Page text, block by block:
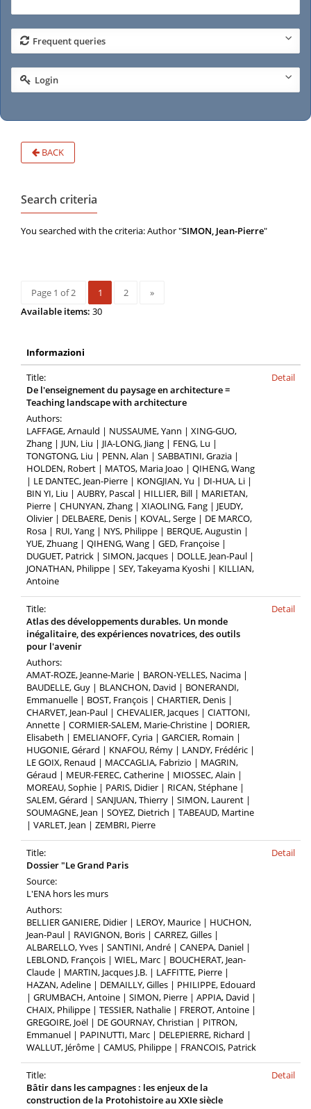
Frequent queries
Login
BACK
Search criteria
You searched with the criteria: Author "SIMON, Jean-Pierre"
Page 1 of 2 1 2
»
Available items: 30
Informazioni
Title:
De l'enseignement du paysage en architecture =
Teaching landscape with architecture
Authors:
LAFFAGE, Arnauld | NUSSAUME, Yann | XING-GUO,
Zhang | JUN, Liu | JIA-LONG, Jiang | FENG, Lu |
TONGTONG, Liu | PENN, Alan | SABBATINI, Grazia |
HOLDEN, Robert | MATOS, Maria Joao | QIHENG, Wang
| LE DANTEC, Jean-Pierre | KONGJIAN, Yu | DI-HUA, Li |
BIN YI, Liu | AUBRY, Pascal | HILLIER, Bill | MARIETAN,
Pierre | CHUNYAN, Zhang | XIAOLING, Fang | JEUDY,
Olivier | DELBAERE, Denis | KOVAL, Serge | DE MARCO,
Rosa | RUI, Yang | NYS, Philippe | BERQUE, Augustin |
YUE, Zhuang | QIHENG, Wang | GED, Françoise |
DUGUET, Patrick | SIMON, Jacques | DOLLE, Jean-Paul |
JONATHAN, Philippe | SEY, Takeyama Kyoshi | KILLIAN,
Antoine
Detail
Title:
Atlas des développements durables. Un monde
inégalitaire, des expériences novatrices, des outils
pour l'avenir
Authors:
AMAT-ROZE, Jeanne-Marie | BARON-YELLES, Nacima |
BAUDELLE, Guy | BLANCHON, David | BONERANDI,
Emmanuelle | BOST, François | CHARTIER, Denis |
CHARVET, Jean-Paul | CHEVALIER, Jacques | CIATTONI,
Annette | CORMIER-SALEM, Marie-Christine | DORIER,
Elisabeth | EMELIANOFF, Cyria | GARCIER, Romain |
HUGONIE, Gérard | KNAFOU, Rémy | LANDY, Frédéric |
LE GOIX, Renaud | MACCAGLIA, Fabrizio | MAGRIN,
Géraud | MEUR-FEREC, Catherine | MIOSSEC, Alain |
MOREAU, Sophie | PARIS, Didier | RICAN, Stéphane |
SALEM, Gérard | SANJUAN, Thierry | SIMON, Laurent |
SOUMAGNE, Jean | SOYEZ, Dietrich | TABEAUD, Martine
| VARLET, Jean | ZEMBRI, Pierre
Detail
Title:
Dossier "Le Grand Paris
Source:
L'ENA hors les murs
Authors:
BELLIER GANIERE, Didier | LEROY, Maurice | HUCHON,
Jean-Paul | RAVIGNON, Boris | CARREZ, Gilles |
ALBARELLO, Yves | SANTINI, André | CANEPA, Daniel |
LEBLOND, François | WIEL, Marc | BOUCHERAT, Jean-
Claude | MARTIN, Jacques J.B. | LAFFITTE, Pierre |
HAZAN, Adeline | DEMAILLY, Gilles | PHILIPPE, Edouard
| GRUMBACH, Antoine | SIMON, Pierre | APPIA, David |
CHAIX, Philippe | TESSIER, Nathalie | FREROT, Antoine |
GREGOIRE, Joël | DE GOURNAY, Christian | PITRON,
Emmanuel | PAPINUTTI, Marc | DELEPIERRE, Richard |
WALLUT, Jérôme | CAMUS, Philippe | FRANCOIS, Patrick
Detail
Title:
Bâtir dans les campagnes : les enjeux de la
construction de la Protohistoire au XXIe siècle
Detail